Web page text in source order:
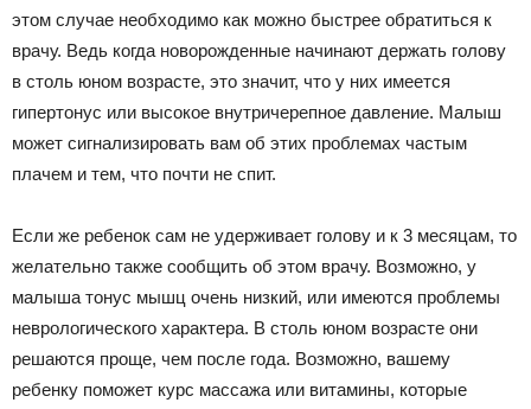
этом случае необходимо как можно быстрее обратиться к
врачу. Ведь когда новорожденные начинают держать голову
в столь юном возрасте, это значит, что у них имеется
гипертонус или высокое внутричерепное давление. Малыш
может сигнализировать вам об этих проблемах частым
плачем и тем, что почти не спит.
Если же ребенок сам не удерживает голову и к 3 месяцам, то
желательно также сообщить об этом врачу. Возможно, у
малыша тонус мышц очень низкий, или имеются проблемы
неврологического характера. В столь юном возрасте они
решаются проще, чем после года. Возможно, вашему
ребенку поможет курс массажа или витамины, которые